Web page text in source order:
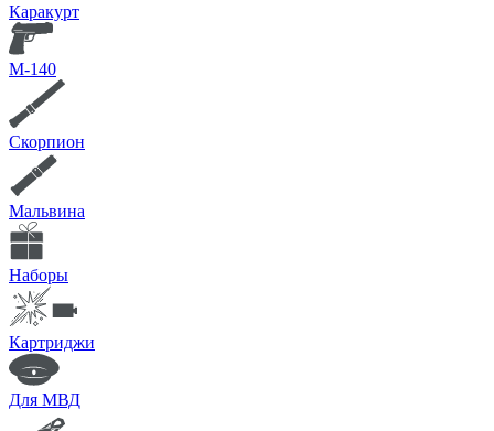
Каракурт
М-140
Скорпион
Мальвина
Наборы
Картриджи
Для МВД